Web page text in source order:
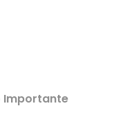
Importante